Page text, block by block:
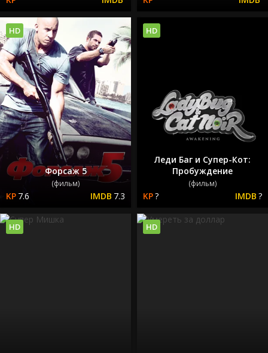
Форсаж 5
(фильм)
7.6 7.3
HD
Леди Баг и Супер-Кот:
Пробуждение
(фильм)
? ?
HD
HD HD